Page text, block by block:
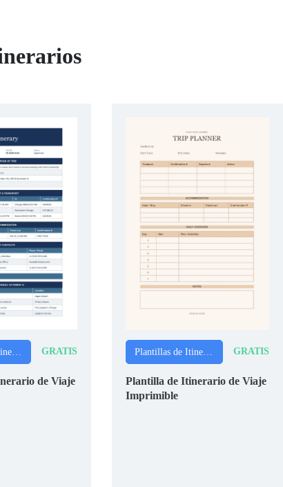
Plantillas de Itinerarios GRATIS
de Viaje
GRATIS
Plantilla de Itinerario de Viaje
Imprimible